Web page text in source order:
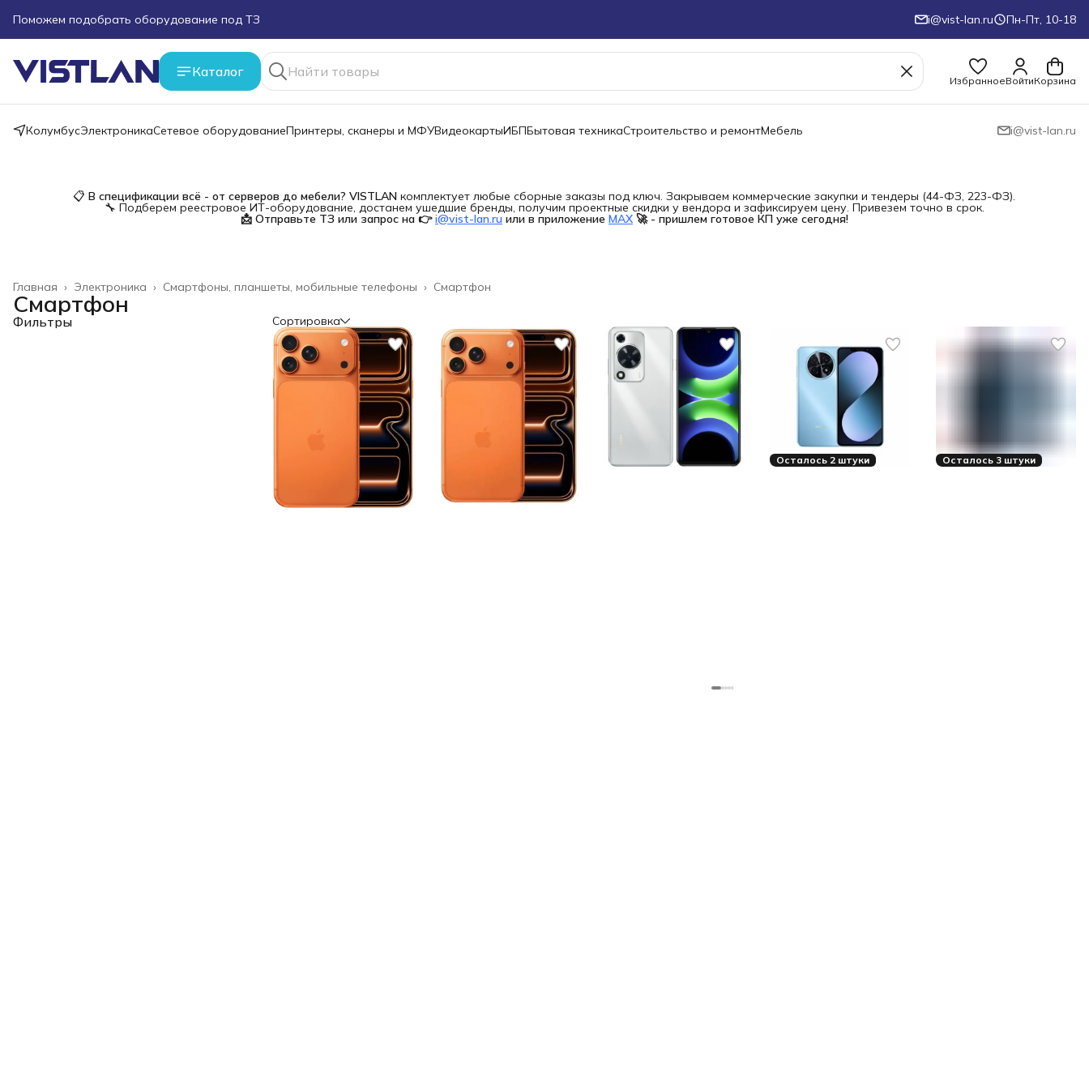
Поможем подобрать оборудование под ТЗ
Пуско-наладочные работы
Более 100 000 позиций в наличии и под заказ
i@vist-lan.ru Пн-Пт, 10-18
Каталог
ИзбранноеВойтиКорзина
КолумбусЭлектроникаСетевое оборудованиеПринтеры, сканеры и МФУВидеокартыИБПБытовая техникаСтроительство и ремонтМебель i@vist-lan.ru
📋В спецификации всё - от серверов до мебели? VISTLAN комплектует любые сборные заказы под ключ. Закрываем коммерческие закупки и тендеры (44-ФЗ, 223-ФЗ).
🔧 Подберем реестровое ИТ-оборудование, достанем ушедшие бренды, получим проектные скидки у вендора и зафиксируем цену. Привезем точно в срок.
📩 Отправьте ТЗ или запрос на 👉 i@vist-lan.ru или в приложение MAX 🚀 - пришлем готовое КП уже сегодня!
Смартфон
Смартфоны, планшеты, мобильные телефоны ›
Электроника ›
Главная ›
Смартфон
Фильтры Сортировка
Осталось 2 штуки Осталось 3 штуки